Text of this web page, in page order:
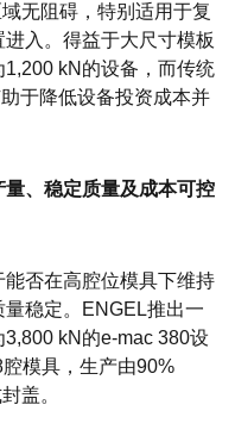
无阻碍，特别适用于复
入。得益于大尺寸模板
kN的设备，而传统
于降低设备投资成本并
、稳定质量及成本可控
否在高腔位模具下维持
稳定。ENGEL推出一
kN的e-mac 380设
模具，生产由90%
盖。